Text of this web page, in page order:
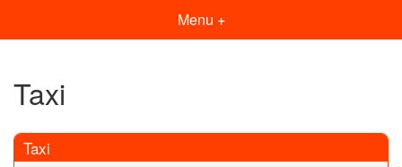
Menu +
Taxi
Taxi